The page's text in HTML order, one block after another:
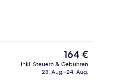
Sitzecke in der Lobby
Der
aktuelle
Preis
164 €
inkl. Steuern & Gebühren
23. Aug.–24. Aug.